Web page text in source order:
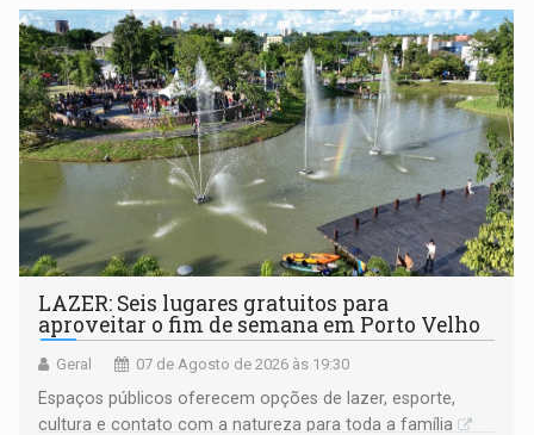
LAZER: Seis lugares gratuitos para
aproveitar o fim de semana em Porto Velho
Geral 07 de Agosto de 2026 às 19:30
Espaços públicos oferecem opções de lazer, esporte,
cultura e contato com a natureza para toda a família